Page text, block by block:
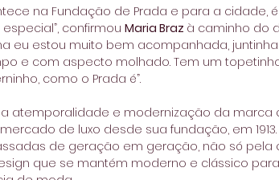
na Fundação de Prada e para a
confirmou Maria Braz à caminho do
eu estou muito bem acompanhada,
e com aspecto molhado. Tem um
como o Prada é”.
a atemporalidade e modernização da
de luxo desde sua fundação, em
de geração em geração, não só pela
que se mantém moderno e clássico